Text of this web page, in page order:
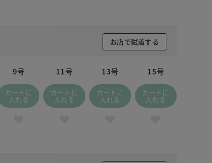
お店で試着する
9号
カートに
入れる
11号
カートに
入れる
13号
カートに
入れる
15号
カートに
入れる